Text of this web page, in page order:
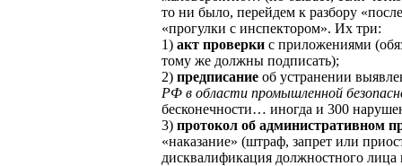
то ни было, перейдем к разбору
«прогулки с инспектором». Их три:
1) акт проверки с приложениями
тому же должны подписать);
2) предписание об устранении
РФ в области промышленной
бесконечности… иногда и 300
3) протокол об административном
«наказание» (штраф, запрет или
дисквалификация должностного лица